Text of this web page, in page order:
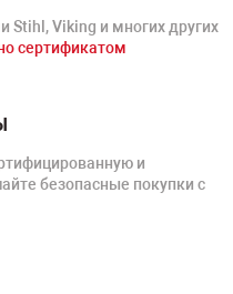
Viking и многих других
сертификатом
и
безопасные покупки с